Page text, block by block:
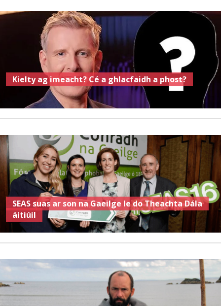
Kielty ag imeacht? Cé a ghlacfaidh a phost?
SEAS suas ar son na Gaeilge le do Theachta Dála
áitiúil